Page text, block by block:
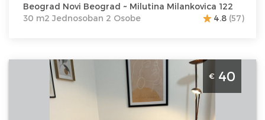
Beograd Novi Beograd ~ Milutina Milankovica 122
30 m2 Jednosoban 2 Osobe
4.8 (57)
Studio Apartman Jelena's Place Beograd Centar
Apartman Jelena's Place nalazi se u samom centru
grada u blizini Skadarlije
€ 40